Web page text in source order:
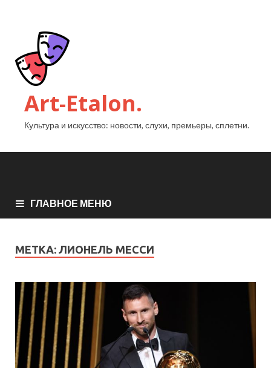
Art-Etalon.
Культура и искусство: новости, слухи, премьеры, сплетни.
ГЛАВНОЕ МЕНЮ
МЕТКА: ЛИОНЕЛЬ МЕССИ